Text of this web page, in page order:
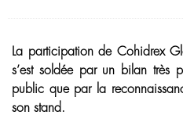
La participation de Cohidrex
s’est soldée par un bilan très
public que par la
son stand.